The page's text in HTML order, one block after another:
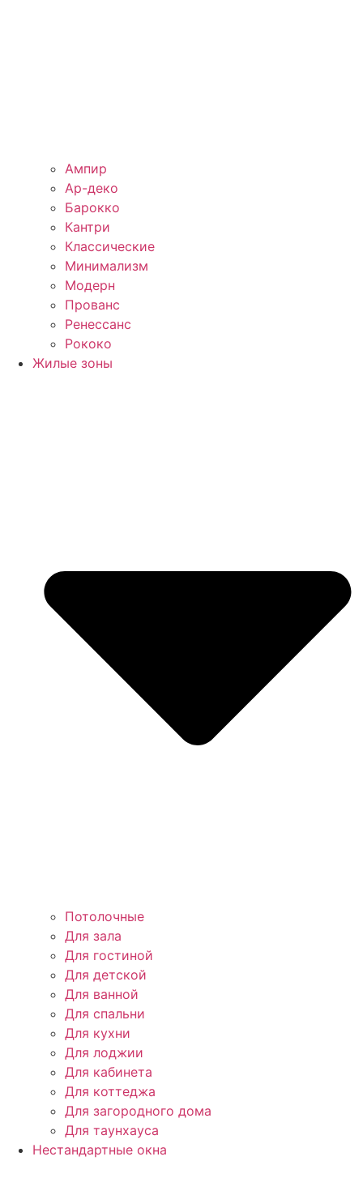
Ампир
Ар-деко
Барокко
Кантри
Классические
Минимализм
Модерн
Прованс
Ренессанс
Рококо
Жилые зоны
Потолочные
Для зала
Для гостиной
Для детской
Для ванной
Для спальни
Для кухни
Для лоджии
Для кабинета
Для коттеджа
Для загородного дома
Для таунхауса
Нестандартные окна